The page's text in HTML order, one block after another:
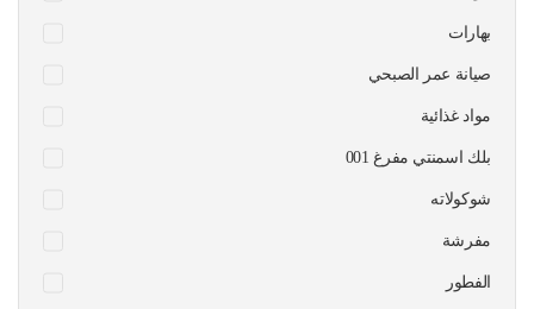
بهارات
صيانة عمر الصبحي
مواد غذائية
بلك اسمنتي مفرغ 001
شوكولاته
مفرشة
الفطور